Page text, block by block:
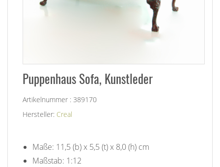
Puppenhaus Sofa, Kunstleder
Artikelnummer : 389170
Hersteller: Creal
Maße: 11,5 (b) x 5,5 (t) x 8,0 (h) cm
Maßstab: 1:12